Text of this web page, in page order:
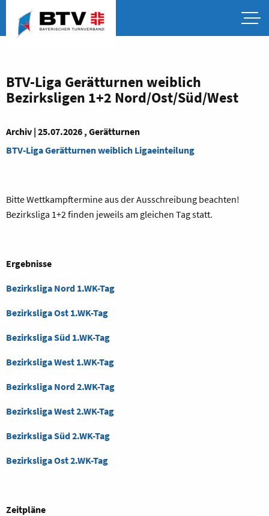
BTV-Liga Gerätturnen weiblich
Bezirksligen 1+2 Nord/Ost/Süd/West
Archiv | 25.07.2026 , Gerätturnen
BTV-Liga Gerätturnen weiblich Ligaeinteilung
Bitte Wettkampftermine aus der Ausschreibung beachten!
Bezirksliga 1+2 finden jeweils am gleichen Tag statt.
Ergebnisse
Bezirksliga Nord 1.WK-Tag
Bezirksliga Ost 1.WK-Tag
Bezirksliga Süd 1.WK-Tag
Bezirksliga West 1.WK-Tag
Bezirksliga Nord 2.WK-Tag
Bezirksliga West 2.WK-Tag
Bezirksliga Süd 2.WK-Tag
Bezirksliga Ost 2.WK-Tag
Zeitpläne